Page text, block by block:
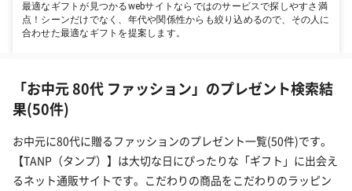
最適なギフトが見つかるwebサイトならではのサービスで探しやすさ満
点！シーンだけでなく、年代や関係性からも絞り込めるので、その人に
合わせた最適なギフトを提案します。
「お中元 80代 ファッション」のプレゼント検索結
果(50件)
お中元に80代に贈るファッションのプレゼント一覧(50件)です。
【TANP（タンプ）】は大切な日にぴったりな「ギフト」に出会え
るネット通販サイトです。こだわりの商品をこだわりのラッピン